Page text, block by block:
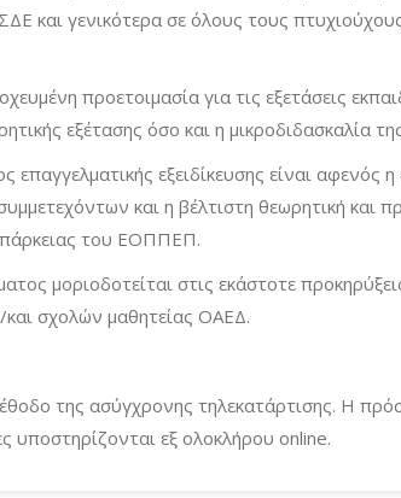
και γενικότερα σε όλους τους
προετοιμασία για τις εξετάσεις
εξέτασης όσο και η μικροδιδασκαλία
εξειδίκευσης είναι αφενός η
και η βέλτιστη θεωρητική και
του ΕΟΠΠΕΠ.
μοριοδοτείται στις εκάστοτε
και σχολών μαθητείας ΟΑΕΔ.
της ασύγχρονης τηλεκατάρτισης. Η
υποστηρίζονται εξ ολοκλήρου online.